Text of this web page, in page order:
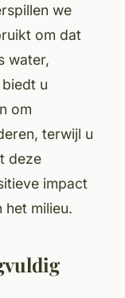
we
om dat
water,
u
om
terwijl u
deze
impact
het milieu.